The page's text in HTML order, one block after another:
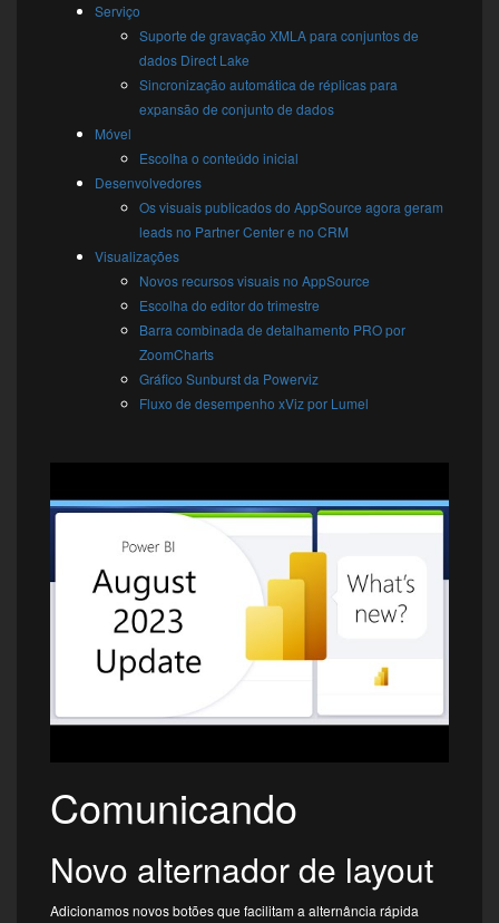
Serviço
Suporte de gravação XMLA para conjuntos de
dados Direct Lake
Sincronização automática de réplicas para
expansão de conjunto de dados
Móvel
Escolha o conteúdo inicial
Desenvolvedores
Os visuais publicados do AppSource agora geram
leads no Partner Center e no CRM
Visualizações
Novos recursos visuais no AppSource
Escolha do editor do trimestre
Barra combinada de detalhamento PRO por
ZoomCharts
Gráfico Sunburst da Powerviz
Fluxo de desempenho xViz por Lumel
Comunicando
Novo alternador de layout
Adicionamos novos botões que facilitam a alternância rápida